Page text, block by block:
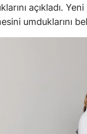
açıkladı.
umduklarını